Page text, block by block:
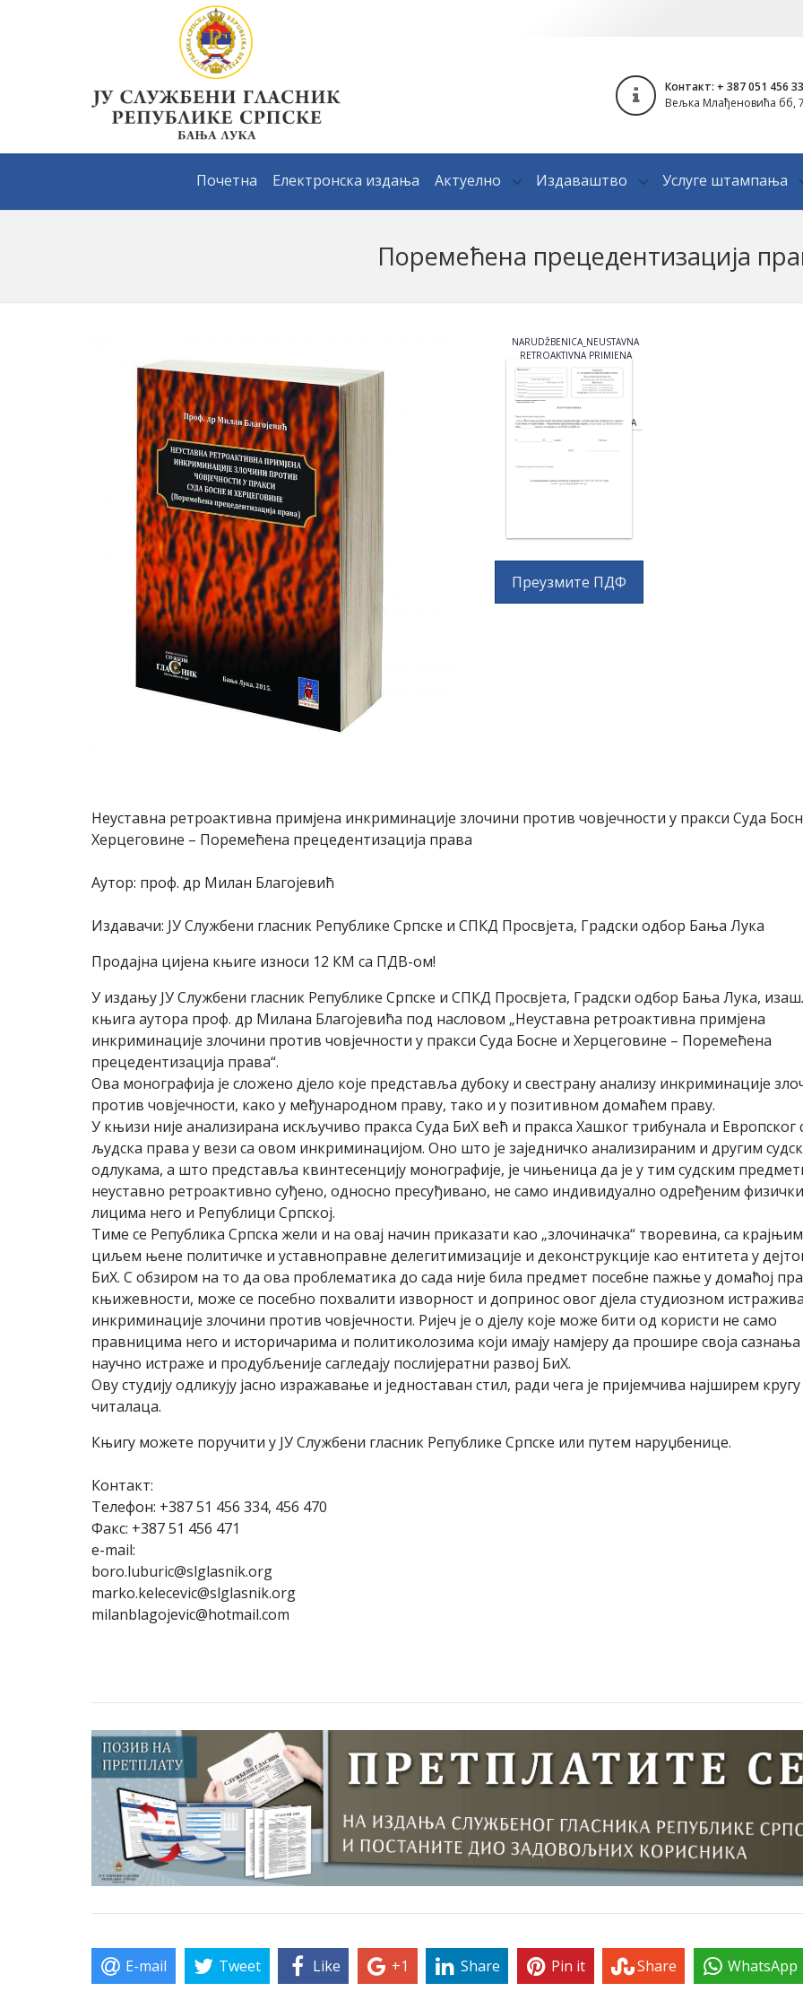
Контакт: + 387 051 456
Вељка Млађеновића бб,
Почетна Електронска издања Актуелно Издаваштво Услуге штампања
Поремећена прецедентизација
NARUDŽBENICA_NEUSTAVNA
RETROAKTIVNA PRIMJENA
INKRIMINACIJE ZLOČINI
PROTIV ČOVJEČNOSTI U
PRAKSI SUDA BIH -
POREMEĆENA
PRECENDENTIZACIJA PRAVA
Преузмите ПДФ
Неуставна ретроактивна примјена инкриминације злочини против човјечности у пракси Суда
Херцеговине – Поремећена прецедентизација права
Аутор: проф. др Милан Благојевић
Издавачи: ЈУ Службени гласник Републике Српске и СПКД Просвјета, Градски одбор Бања Лука
Продајна цијена књиге износи 12 КМ са ПДВ-ом!
У издању ЈУ Службени гласник Републике Српске и СПКД Просвјета, Градски одбор Бања Лука,
књига аутора проф. др Милана Благојевића под насловом „Неуставна ретроактивна примјена
инкриминације злочини против човјечности у пракси Суда Босне и Херцеговине – Поремећена
прецедентизација права“.
Ова монографија је сложено дјело које представља дубоку и свестрану анализу инкриминације
против човјечности, како у међународном праву, тако и у позитивном домаћем праву.
У књизи није анализирана искључиво пракса Суда БиХ већ и пракса Хашког трибунала и Европског
људска права у вези са овом инкриминацијом. Оно што је заједничко анализираним и другим
одлукама, а што представља квинтесенцију монографије, је чињеница да је у тим судским
неуставно ретроактивно суђено, односно пресуђивано, не само индивидуално одређеним
лицима него и Републици Српској.
Тиме се Република Српска жели и на овај начин приказати као „злочиначка“ творевина, са крајњим
циљем њене политичке и уставноправне делегитимизације и деконструкције као ентитета у
БиХ. С обзиром на то да ова проблематика до сада није била предмет посебне пажње у домаћој
књижевности, може се посебно похвалити изворност и допринос овог дјела студиозном
инкриминације злочини против човјечности. Ријеч је о дјелу које може бити од користи не само
правницима него и историчарима и политиколозима који имају намјеру да прошире своја
научно истраже и продубљеније сагледају послијератни развој БиХ.
Ову студију одликују јасно изражавање и једноставан стил, ради чега је пријемчива најширем кругу
читалаца.
Књигу можете поручити у ЈУ Службени гласник Републике Српске или путем наруџбеницe.
Контакт:
Телефон: +387 51 456 334, 456 470
Факс: +387 51 456 471
e-mail:
boro.luburic@slglasnik.org
marko.kelecevic@slglasnik.org
milanblagojevic@hotmail.com
E-mail Tweet Like +1 Share Pin it Share WhatsApp